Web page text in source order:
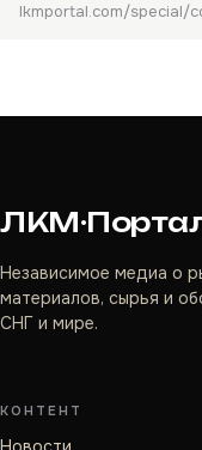
lkmportal.com/special/
Независимое медиа о
материалов, сырья и
СНГ и мире.
КОНТЕНТ